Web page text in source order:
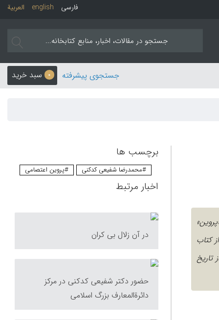
العربیة english فارسی
0 سبد خرید جستجوی پیشرفته
و معروف به «پروین»
کتاب
تاریخ
برچسب ها
#محمدرضا شفیعی کدکنی #پروین اعتصامی
اخبار مرتبط
در آن زلال بی کران
حضور دکتر شفیعی کدکنی در مرکز
دائرةالمعارف بزرگ اسلامی